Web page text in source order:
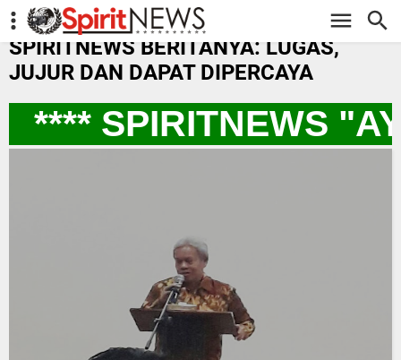
-->
SPIRITNEWS BERITANYA: LUGAS,
JUJUR DAN DAPAT DIPERCAYA
**** SPIRITNEWS